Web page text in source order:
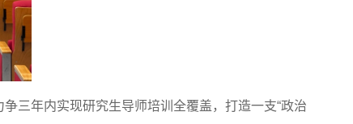
三年内实现研究生导师培训全覆盖，打造一支“政治